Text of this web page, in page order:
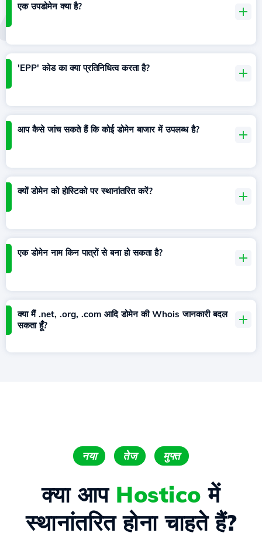
एक उपडोमेन क्या है?
'EPP' कोड का क्या प्रतिनिधित्व करता है?
आप कैसे जांच सकते हैं कि कोई डोमेन बाजार में उपलब्ध है?
क्यों डोमेन को होस्टिको पर स्थानांतरित करें?
एक डोमेन नाम किन पात्रों से बना हो सकता है?
क्या मैं .net, .org, .com आदि डोमेन की Whois जानकारी बदल
सकता हूँ?
नया तेज मुफ्त
क्या आप Hostico में
स्थानांतरित होना चाहते हैं?